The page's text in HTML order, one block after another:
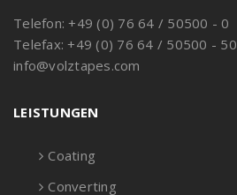
Telefon: +49 (0) 76 64 / 50500 - 0
Telefax: +49 (0) 76 64 / 50500 - 50
info@volztapes.com
LEISTUNGEN
Coating
Converting